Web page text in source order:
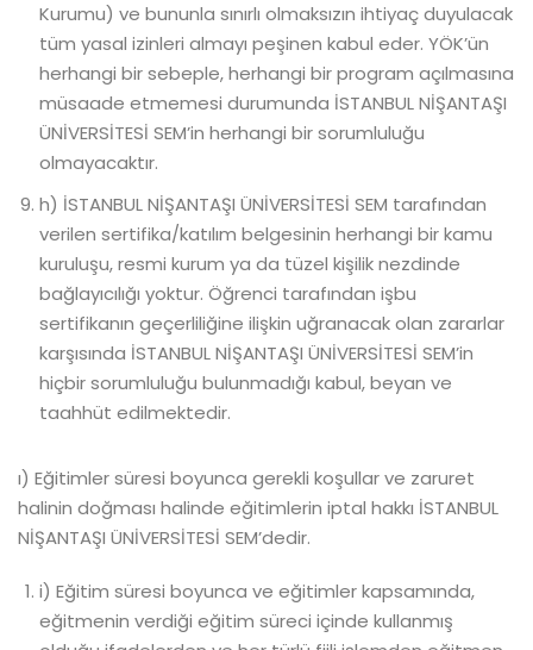
Kurumu) ve bununla sınırlı olmaksızın ihtiyaç duyulacak
tüm yasal izinleri almayı peşinen kabul eder. YÖK’ün
herhangi bir sebeple, herhangi bir program açılmasına
müsaade etmemesi durumunda İSTANBUL NİŞANTAŞI
ÜNİVERSİTESİ SEM’in herhangi bir sorumluluğu
olmayacaktır.
h) İSTANBUL NİŞANTAŞI ÜNİVERSİTESİ SEM tarafından
verilen sertifika/katılım belgesinin herhangi bir kamu
kuruluşu, resmi kurum ya da tüzel kişilik nezdinde
bağlayıcılığı yoktur. Öğrenci tarafından işbu
sertifikanın geçerliliğine ilişkin uğranacak olan zararlar
karşısında İSTANBUL NİŞANTAŞI ÜNİVERSİTESİ SEM’in
hiçbir sorumluluğu bulunmadığı kabul, beyan ve
taahhüt edilmektedir.
ı) Eğitimler süresi boyunca gerekli koşullar ve zaruret
halinin doğması halinde eğitimlerin iptal hakkı İSTANBUL
NİŞANTAŞI ÜNİVERSİTESİ SEM’dedir.
i) Eğitim süresi boyunca ve eğitimler kapsamında,
eğitmenin verdiği eğitim süreci içinde kullanmış